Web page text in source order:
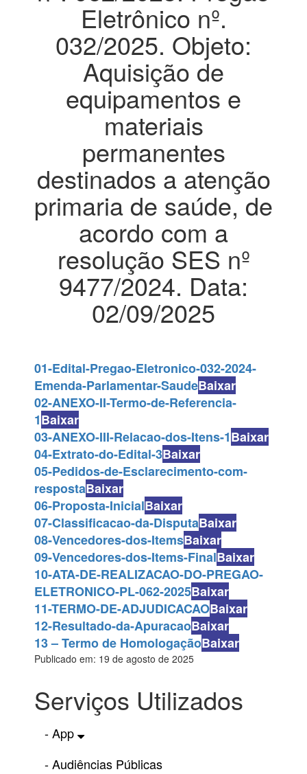
Eletrônico nº.
032/2025. Objeto:
Aquisição de
equipamentos e
materiais
permanentes
destinados a atenção
primaria de saúde, de
acordo com a
resolução SES nº
9477/2024. Data:
02/09/2025
01-Edital-Pregao-Eletronico-032-2024-
Emenda-Parlamentar-SaudeBaixar
02-ANEXO-II-Termo-de-Referencia-
1Baixar
03-ANEXO-III-Relacao-dos-Itens-1Baixar
04-Extrato-do-Edital-3Baixar
05-Pedidos-de-Esclarecimento-com-
respostaBaixar
06-Proposta-InicialBaixar
07-Classificacao-da-DisputaBaixar
08-Vencedores-dos-ItemsBaixar
09-Vencedores-dos-Items-FinalBaixar
10-ATA-DE-REALIZACAO-DO-PREGAO-
ELETRONICO-PL-062-2025Baixar
11-TERMO-DE-ADJUDICACAOBaixar
12-Resultado-da-ApuracaoBaixar
13 – Termo de HomologaçãoBaixar
Publicado em: 19 de agosto de 2025
Serviços Utilizados
- App
- Audiências Públicas